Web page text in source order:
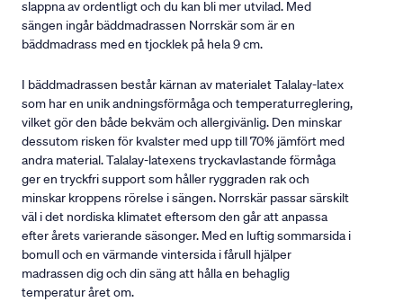
slappna av ordentligt och du kan bli mer utvilad. Med
sängen ingår bäddmadrassen Norrskär som är en
bäddmadrass med en tjocklek på hela 9 cm.
I bäddmadrassen består kärnan av materialet Talalay-latex
som har en unik andningsförmåga och temperaturreglering,
vilket gör den både bekväm och allergivänlig. Den minskar
dessutom risken för kvalster med upp till 70% jämfört med
andra material. Talalay-latexens tryckavlastande förmåga
ger en tryckfri support som håller ryggraden rak och
minskar kroppens rörelse i sängen. Norrskär passar särskilt
väl i det nordiska klimatet eftersom den går att anpassa
efter årets varierande säsonger. Med en luftig sommarsida i
bomull och en värmande vintersida i fårull hjälper
madrassen dig och din säng att hålla en behaglig
temperatur året om.